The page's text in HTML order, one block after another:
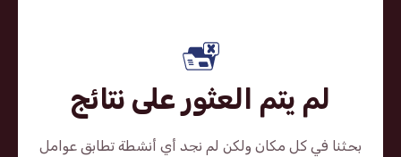
لم يتم العثور على نتائج
بحثنا في كل مكان ولكن لم نجد أي أنشطة تطابق عوامل